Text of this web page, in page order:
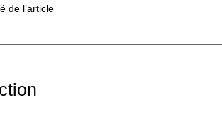
de l’article